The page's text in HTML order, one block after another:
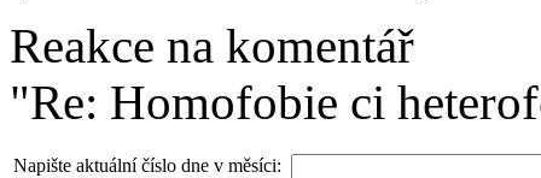
Reakce na komentář
"Re: Homofobie ci
Napište aktuální číslo dne v měsíci: